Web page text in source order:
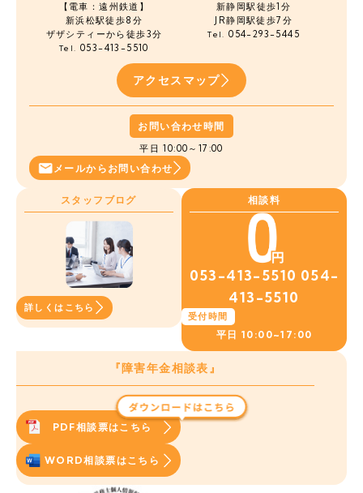
【電車：遠州鉄道】
新浜松駅徒歩8分
ザザシティーから徒歩3分
Tel. 053-413-5510
新静岡駅徒歩1分
JR静岡駅徒歩7分
Tel. 054-293-5445
アクセスマップ
お問い合わせ時間
平日 10:00～17:00
メールから お問い合わせ
スタッフブログ
詳しくはこちら
相談料
053-413-5510 054-
413-5510
受付時間
平日 10:00~17:00
『障害年金相談表』
PDF相談票はこちら
WORD相談票はこちら